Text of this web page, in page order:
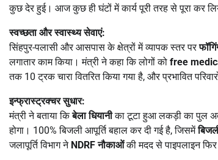
कुछ देर हुई। आज कुछ ही घंटों में कार्य पूरी तरह से पूरा कर
स्वच्छता और स्वास्थ्य सेवाएं:
सिंहपुर-पलासी और आसपास के क्षेत्रों में व्यापक स्तर पर
लगातार काम किया। मंत्री ने कहा कि लोगों को free
तक 10 ट्रक चारा वितरित किया गया है, और प्रभावित
इन्फ्रास्ट्रक्चर सुधार:
मंत्री ने बताया किबेला धियानीका टूटा हुआ लकड़ी का पुल
होगा। 100% बिजली आपूर्ति बहाल कर दी गई है, जिसमें
जलापूर्ति विभाग ने NDRFनौकाओंकी मदद से पाइपलाइन